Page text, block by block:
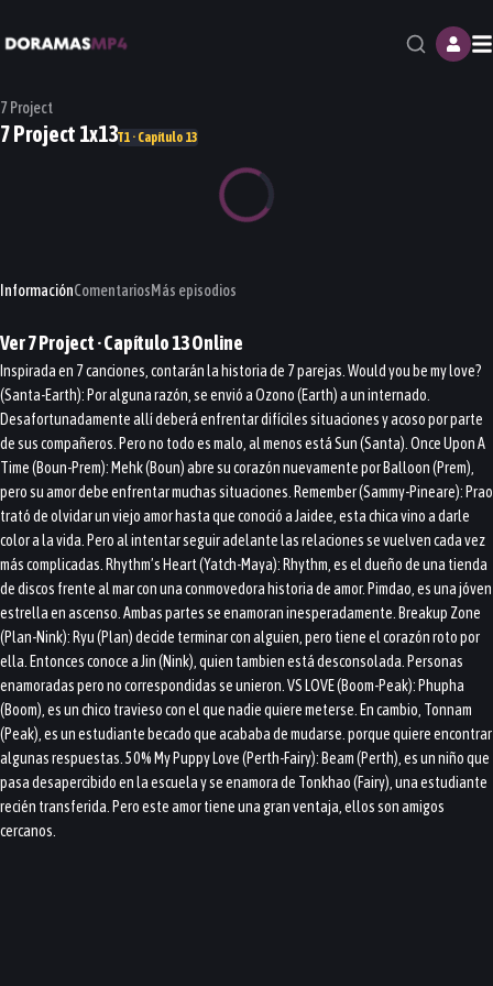
7 Project
7 Project 1x13T1 · Capítulo 13
InformaciónComentariosMás episodios
Ver7 Project· Capítulo13Online
Inspirada en 7 canciones, contarán la historia de 7 parejas. Would you be my love?
(Santa-Earth): Por alguna razón, se envió a Ozono (Earth) a un internado.
Desafortunadamente allí deberá enfrentar difíciles situaciones y acoso por parte
de sus compañeros. Pero no todo es malo, al menos está Sun (Santa). Once Upon A
Time (Boun-Prem): Mehk (Boun) abre su corazón nuevamente por Balloon (Prem),
pero su amor debe enfrentar muchas situaciones. Remember (Sammy-Pineare): Prao
trató de olvidar un viejo amor hasta que conoció a Jaidee, esta chica vino a darle
color a la vida. Pero al intentar seguir adelante las relaciones se vuelven cada vez
más complicadas. Rhythm’s Heart (Yatch-Maya): Rhythm, es el dueño de una tienda
de discos frente al mar con una conmovedora historia de amor. Pimdao, es una jóven
estrella en ascenso. Ambas partes se enamoran inesperadamente. Breakup Zone
(Plan-Nink): Ryu (Plan) decide terminar con alguien, pero tiene el corazón roto por
ella. Entonces conoce a Jin (Nink), quien tambien está desconsolada. Personas
enamoradas pero no correspondidas se unieron. VS LOVE (Boom-Peak): Phupha
(Boom), es un chico travieso con el que nadie quiere meterse. En cambio, Tonnam
(Peak), es un estudiante becado que acababa de mudarse. porque quiere encontrar
algunas respuestas. 50% My Puppy Love (Perth-Fairy): Beam (Perth), es un niño que
pasa desapercibido en la escuela y se enamora de Tonkhao (Fairy), una estudiante
recién transferida. Pero este amor tiene una gran ventaja, ellos son amigos
cercanos.